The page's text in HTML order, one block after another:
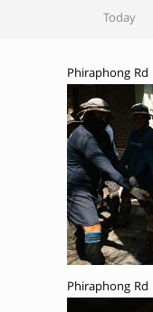
Today
Phiraphong Rd
Phiraphong Rd